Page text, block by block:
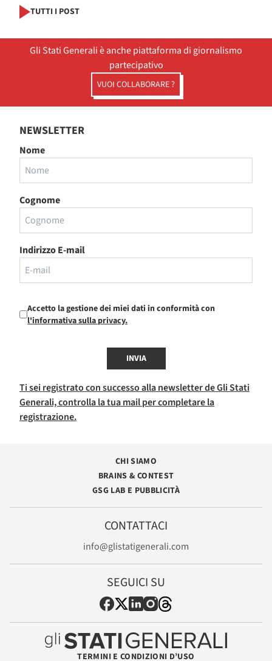
TUTTI I POST
Gli Stati Generali è anche piattaforma di giornalismo
partecipativo
VUOI COLLABORARE ?
NEWSLETTER
Nome
Cognome
Indirizzo E-mail
Accetto la gestione dei miei dati in conformità con
l'informativa sulla privacy.
INVIA
Ti sei registrato con successo alla newsletter de Gli Stati
Generali, controlla la tua mail per completare la
registrazione.
CHI SIAMO
BRAINS & CONTEST
GSG LAB E PUBBLICITÀ
CONTATTACI
info@glistatigenerali.com
SEGUICI SU
TERMINI E CONDIZIONI D’USO